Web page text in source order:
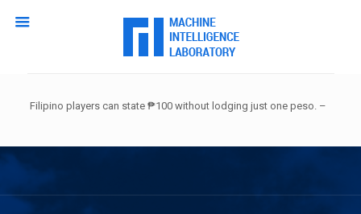
Filipino players can state ₱100 without lodging just one peso. –